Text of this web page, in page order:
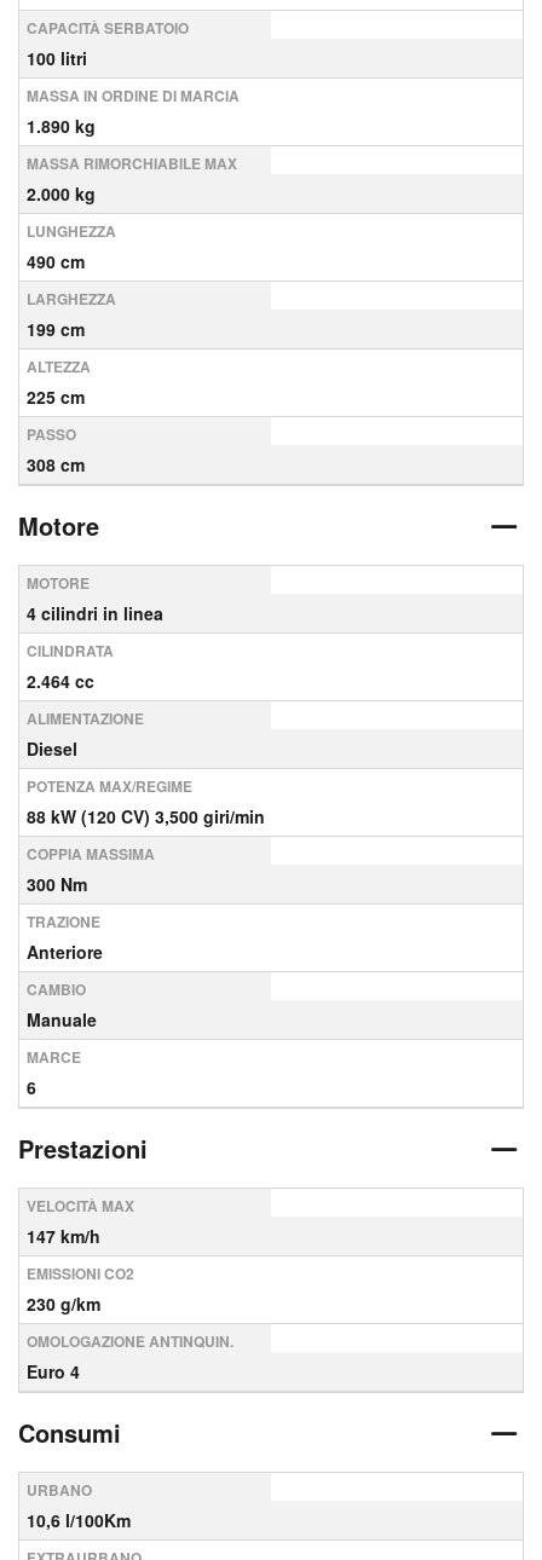
CAPACITÀ SERBATOIO
100 litri
MASSA IN ORDINE DI MARCIA
1.890 kg
MASSA RIMORCHIABILE MAX
2.000 kg
LUNGHEZZA
490 cm
LARGHEZZA
199 cm
ALTEZZA
225 cm
PASSO
308 cm
Motore
MOTORE
4 cilindri in linea
CILINDRATA
2.464 cc
ALIMENTAZIONE
Diesel
POTENZA MAX/REGIME
88 kW (120 CV) 3,500 giri/min
COPPIA MASSIMA
300 Nm
TRAZIONE
Anteriore
CAMBIO
Manuale
MARCE
6
Prestazioni
VELOCITÀ MAX
147 km/h
EMISSIONI CO2
230 g/km
OMOLOGAZIONE ANTINQUIN.
Euro 4
Consumi
URBANO
10,6 l/100Km